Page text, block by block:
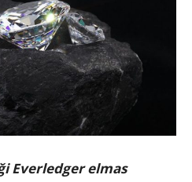
Everledger elmas